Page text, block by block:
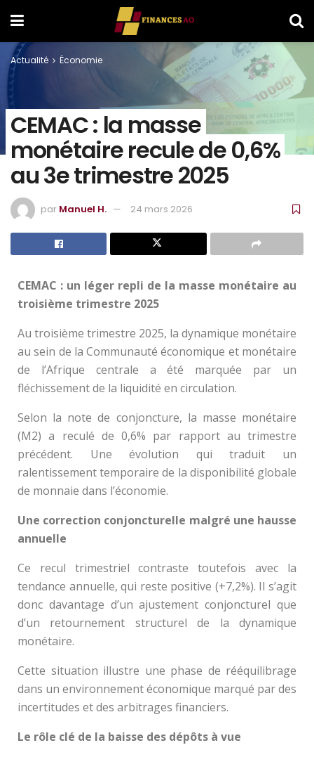
Actualité Économie
CEMAC : la masse
monétaire recule de 0,6%
au 3e trimestre 2025
par Manuel H. 24 mars 2026
CEMAC : un léger repli de la masse monétaire au
troisième trimestre 2025
Au troisième trimestre 2025, la dynamique monétaire
au sein de la Communauté économique et monétaire
de l’Afrique centrale a été marquée par un
fléchissement de la liquidité en circulation.
Selon la note de conjoncture, la masse monétaire
(M2) a reculé de 0,6% par rapport au trimestre
précédent. Une évolution qui traduit un
ralentissement temporaire de la disponibilité globale
de monnaie dans l’économie.
Une correction conjoncturelle malgré une hausse
annuelle
Ce recul trimestriel contraste toutefois avec la
tendance annuelle, qui reste positive (+7,2%). Il s’agit
donc davantage d’un ajustement conjoncturel que
d’un retournement structurel de la dynamique
monétaire.
Cette situation illustre une phase de rééquilibrage
dans un environnement économique marqué par des
incertitudes et des arbitrages financiers.
Le rôle clé de la baisse des dépôts à vue